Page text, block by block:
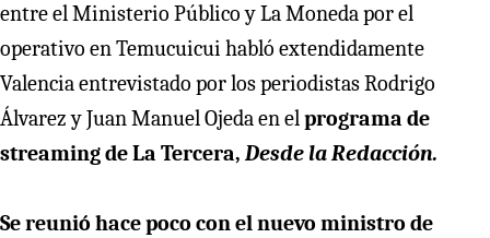
entre el Ministerio Público y La Moneda por el
operativo en Temucuicui habló extendidamente
Valencia entrevistado por los periodistas Rodrigo
Álvarez y Juan Manuel Ojeda en elprograma de
streaming de La Tercera, Desde la Redacción.
Se reunió hace poco con el nuevo ministro de